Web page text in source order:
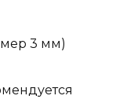
3 мм)